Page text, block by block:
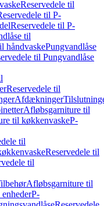
Reservedele til
til P-
Reservedele til P-
til
håndvaskePungvandlåse
til Pungvandlåse
Reservedele til
Afdækninger
Afløbsgarniture til
til køkkenvaskeP-
til
Reservedele til
til
Afløbsgarniture til
P-